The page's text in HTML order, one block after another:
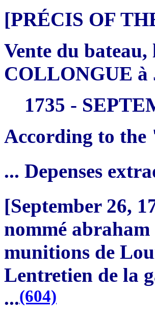
[PRÉCIS OF
Vente du
COLLONGUE à
1735 -
According to the
... Depenses
[September 26,
nommé
munitions de
Lentretien de la
...(604)